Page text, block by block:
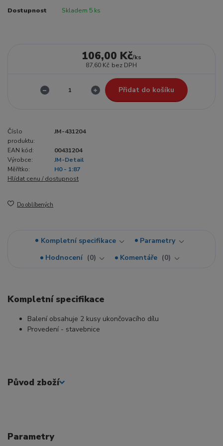
Dostupnost Skladem 5 ks
106,00 Kč/ks
87,60 Kč bez DPH
Přidat do košíku
Číslo
produktu:
JM-431204
EAN kód:
00431204
Výrobce:
JM-Detail
Měřítko:
H0 - 1:87
Hlídat cenu / dostupnost
Do oblíbených
Kompletní specifikace
Parametry
Hodnocení
0 Komentáře 0
Kompletní specifikace
Balení obsahuje 2 kusy ukončovacího dílu
Provedení - stavebnice
Původ zboží
Parametry